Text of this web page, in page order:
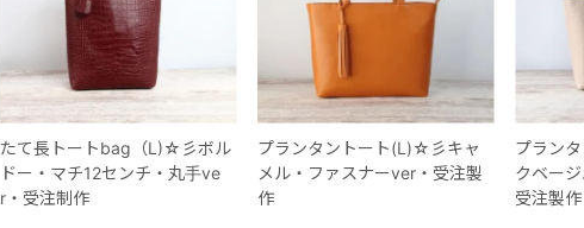
たて長トートbag（L)☆彡ボル
ドー・マチ12センチ・丸手ve
r・受注制作
プランタントート(L)☆彡キャ
メル・ファスナーver・受注製
作
プラン
クベー
受注製作